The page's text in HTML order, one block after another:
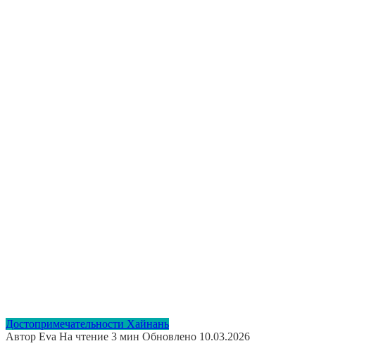
Достопримечательности Хайнань
Автор Eva На чтение 3 мин Обновлено 10.03.2026